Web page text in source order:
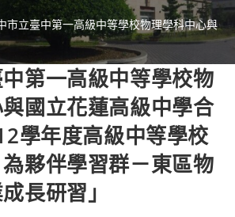
市立臺中第一高級中等學校物理學科中心與
第一高級中等學校物
國立花蓮高級中學合
學年度高級中等學校
夥伴學習群－東區物
長研習」